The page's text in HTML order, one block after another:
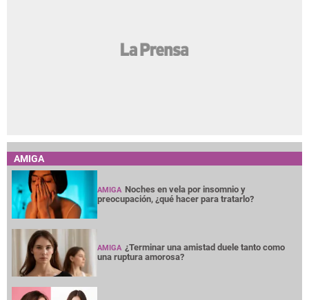
AMIGA
AMIGA Noches en vela por insomnio y
preocupación, ¿qué hacer para tratarlo?
AMIGA ¿Terminar una amistad duele tanto como
una ruptura amorosa?